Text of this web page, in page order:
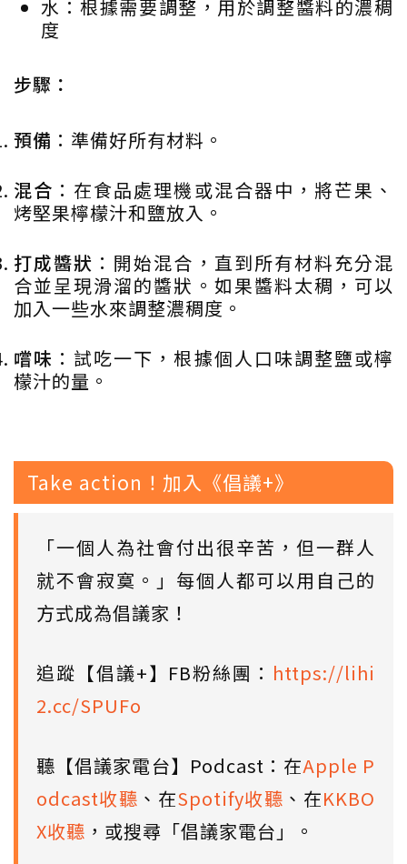
水：根據需要調整，用於調整醬料的濃稠
度
步驟：
預備 ：準備好所有材料。
混合 ：在食品處理機或混合器中，將芒果、
烤堅果檸檬汁和鹽放入。
打成醬狀 ：開始混合，直到所有材料充分混
合並呈現滑溜的醬狀。如果醬料太稠，可以
加入一些水來調整濃稠度。
嚐味 ：試吃一下，根據個人口味調整鹽或檸
檬汁的量。
Take action！加入《倡議+》
「一個人為社會付出很辛苦，但一群人
就不會寂寞。」每個人都可以用自己的
方式成為倡議家！
追蹤【倡議+】FB粉絲團： https://lihi
2.cc/SPUFo
聽【倡議家電台】Podcast：在Apple P
odcast收聽 、在Spotify收聽 、在KKBO
X收聽 ，或搜尋「倡議家電台」。